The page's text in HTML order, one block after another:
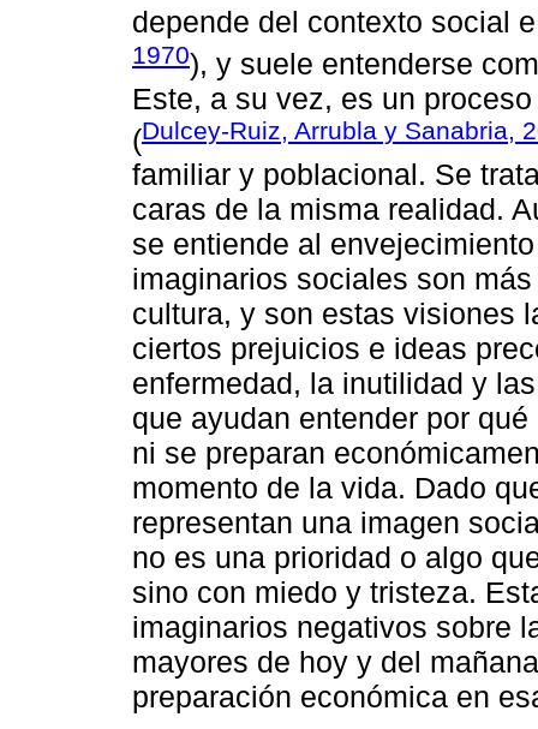
depende del contexto social
1970), y suele entenderse
Este, a su vez, es un
(Dulcey-Ruiz, Arrubla y Sanabria,
familiar y poblacional. Se
caras de la misma realidad.
se entiende al
imaginarios sociales son
cultura, y son estas visiones
ciertos prejuicios e ideas
enfermedad, la inutilidad y
que ayudan entender por
ni se preparan
momento de la vida. Dado
representan una imagen
no es una prioridad o algo
sino con miedo y tristeza.
imaginarios negativos sobre
mayores de hoy y del
preparación económica en